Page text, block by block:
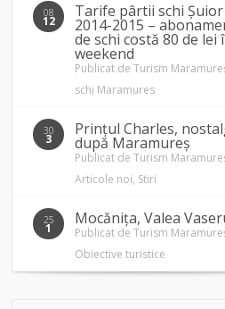
08
12
Tarife pârtii schi Șuior
2014-2015 –
de schi costă 80 de lei
weekend
Publicat de Turism
schi Maramures
30
3
Prințul Charles,
după Maramureș
Publicat de Turism
Articole noi, Stiri
25
1
Mocănița, Valea
Publicat de Turism
Obiective turistice